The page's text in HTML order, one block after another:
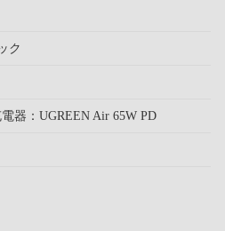
ク
器：UGREEN Air 65W PD